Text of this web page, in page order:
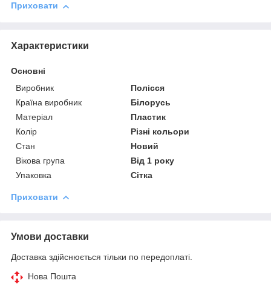
Приховати
Характеристики
Основні
Виробник
Полісся
Країна виробник
Білорусь
Матеріал
Пластик
Колір
Різні кольори
Стан
Новий
Вікова група
Від 1 року
Упаковка
Сітка
Приховати
Умови доставки
Доставка здійснюється тільки по передоплаті.
Нова Пошта